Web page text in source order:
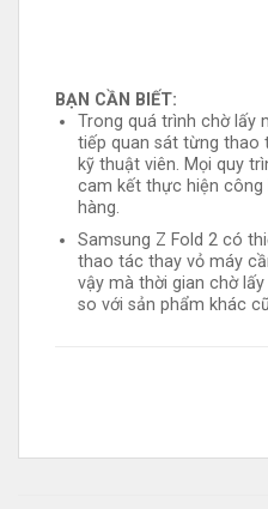
BẠN CẦN BIẾT:
Trong quá trình chờ lấy
tiếp quan sát từng thao
kỹ thuật viên. Mọi quy
cam kết thực hiện công
hàng.
Samsung Z Fold 2 có
thao tác thay vỏ máy
vậy mà thời gian chờ
so với sản phẩm khác